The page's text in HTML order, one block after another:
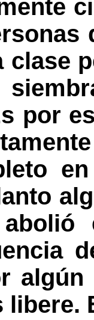
clase
por
libere.